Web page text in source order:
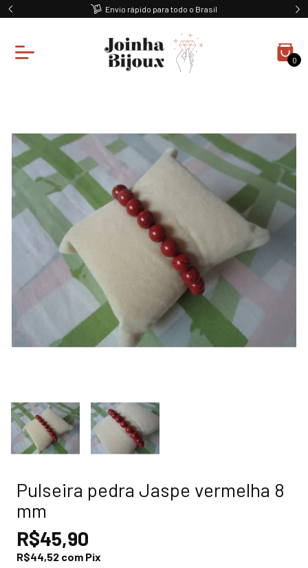
Envio rápido para todo o Brasil
0
Pulseira pedra Jaspe vermelha 8
mm
R$45,90
R$44,52 com Pix